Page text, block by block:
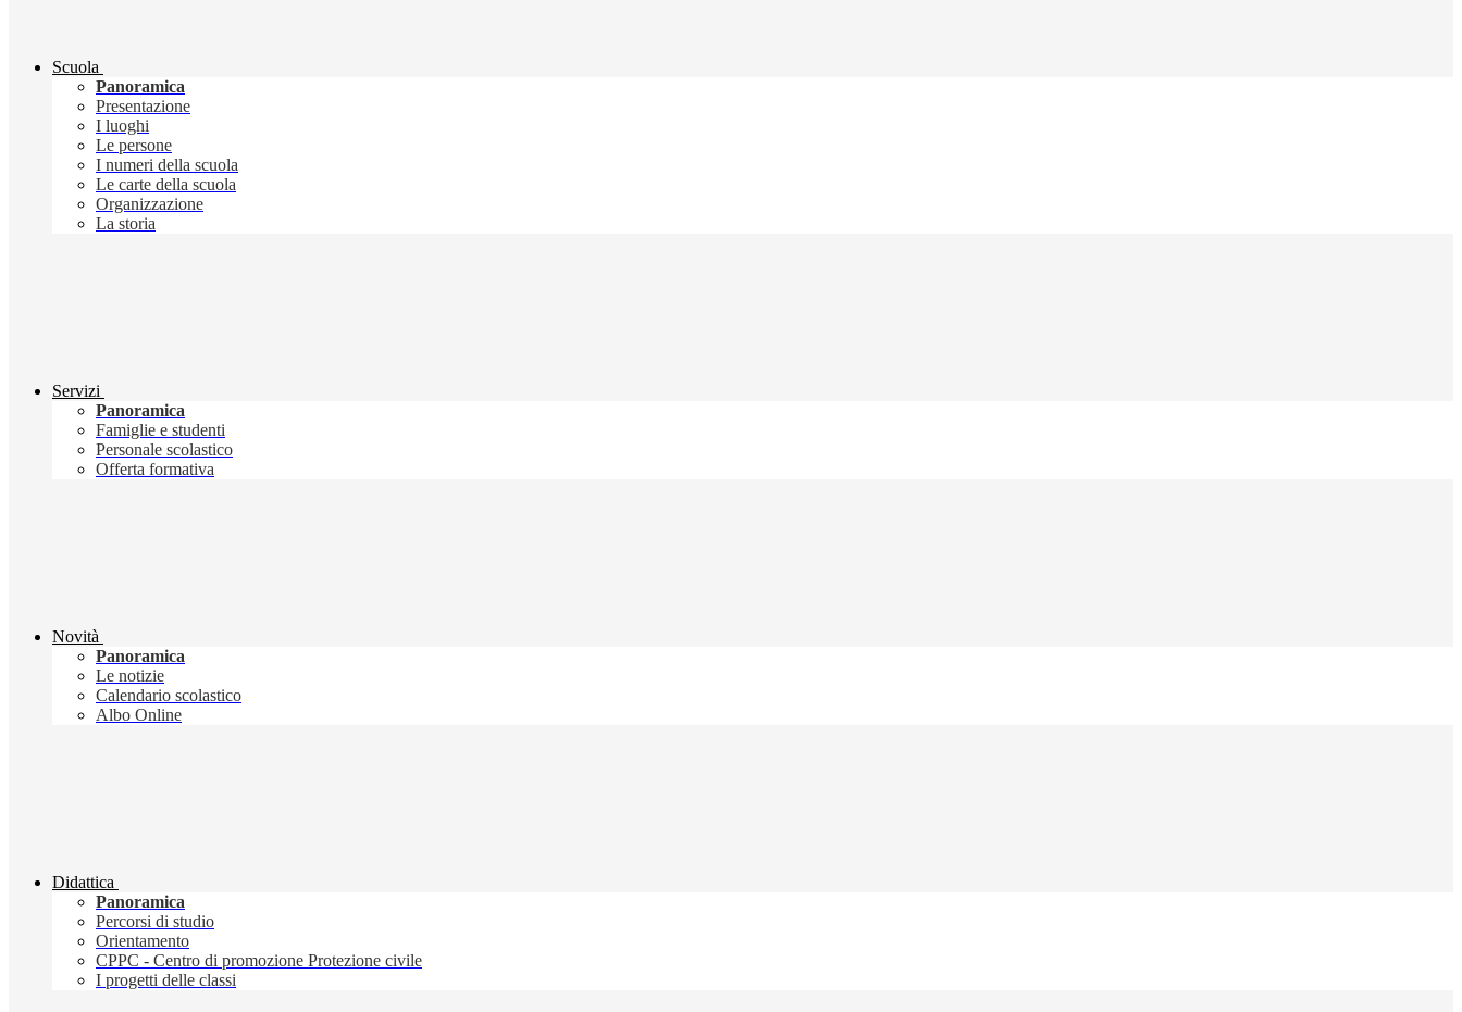
Scuola
Panoramica
Presentazione
I luoghi
Le persone
I numeri della scuola
Le carte della scuola
Organizzazione
La storia
Servizi
Panoramica
Famiglie e studenti
Personale scolastico
Offerta formativa
Novità
Panoramica
Le notizie
Calendario scolastico
Albo Online
Didattica
Panoramica
Percorsi di studio
Orientamento
CPPC - Centro di promozione Protezione civile
I progetti delle classi